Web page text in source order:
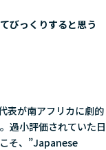
びっくりすると思う
表が南アフリカに劇的
過小評価されていた日
そ、”Japanese